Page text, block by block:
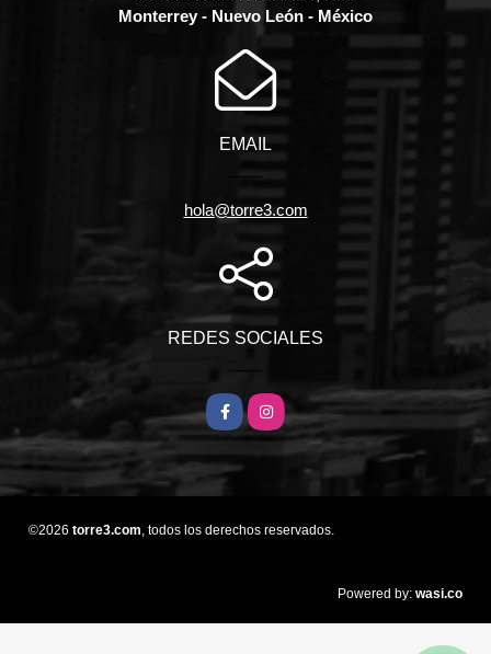
Monterrey - Nuevo León - México
EMAIL
hola@torre3.com
REDES SOCIALES
FacebookInstagram
©2026 torre3.com , todos los derechos reservados.
Powered by: wasi.co